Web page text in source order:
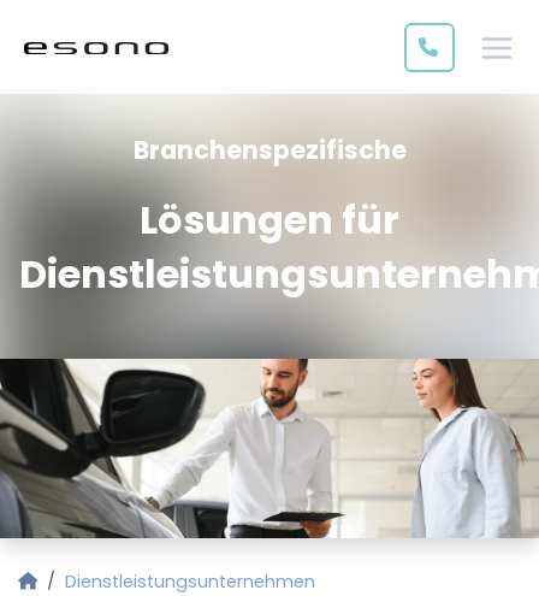
Branchenspezifische
Lösungen für
Startseite
Dienstleistungsunternehmen